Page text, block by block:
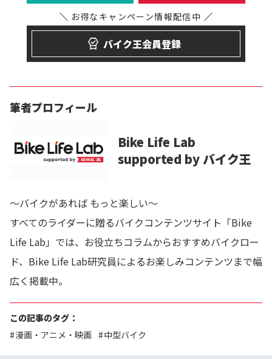
バイク王会員登録
お得なキャンペーン情報配信中
筆者プロフィール
Bike Life Lab
supported by バイク王
～バイクがあれば もっと楽しい～
すべてのライダーに贈るバイクコンテンツサイト「Bike
Life Lab」では、お役立ちコラムからおすすめバイクロー
ド、Bike Life Lab研究員によるお楽しみコンテンツまで幅
広く掲載中。
この記事のタグ：
漫画・アニメ・映画
中型バイク